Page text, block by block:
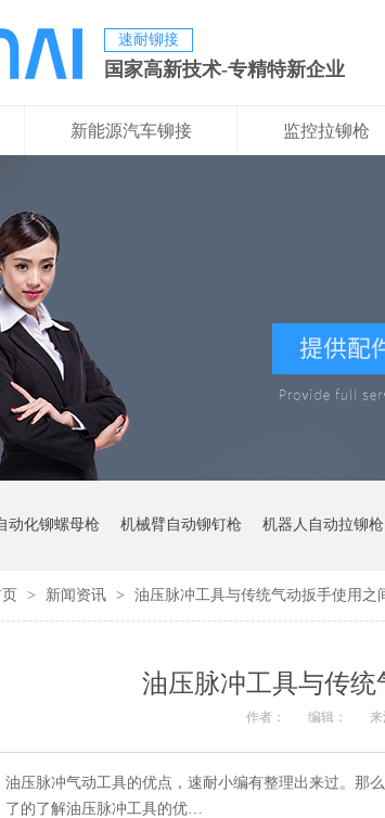
速耐铆接
国家高新技术-专精特新企业
新能源汽车铆接 监控拉铆枪
动化铆螺母枪 机械臂自动铆钉枪 机器人自动拉铆枪
> 新闻资讯 > 油压脉冲工具与传统气动扳手使用之
油压脉冲工具与传统
作者： 编辑： 来
油压脉冲气动工具的优点，速耐小编有整理出来过。那
了的了解油压脉冲工具的优…